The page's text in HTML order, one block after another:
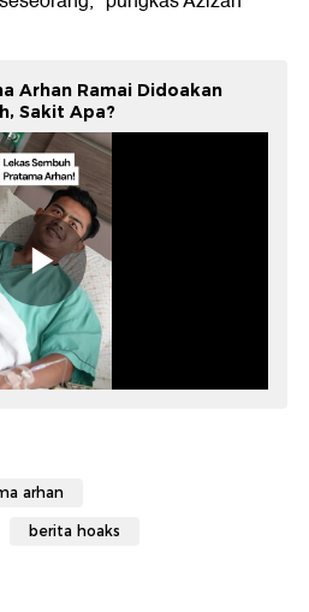
Arhan Ramai Didoakan
Sakit Apa?
arhan
berita hoaks